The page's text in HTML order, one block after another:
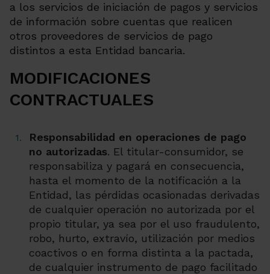
a los servicios de iniciación de pagos y servicios
de información sobre cuentas que realicen
otros proveedores de servicios de pago
distintos a esta Entidad bancaria.
MODIFICACIONES
CONTRACTUALES
Responsabilidad en operaciones de pago
no autorizadas. El titular-consumidor, se
responsabiliza y pagará en consecuencia,
hasta el momento de la notificación a la
Entidad, las pérdidas ocasionadas derivadas
de cualquier operación no autorizada por el
propio titular, ya sea por el uso fraudulento,
robo, hurto, extravío, utilización por medios
coactivos o en forma distinta a la pactada,
de cualquier instrumento de pago facilitado